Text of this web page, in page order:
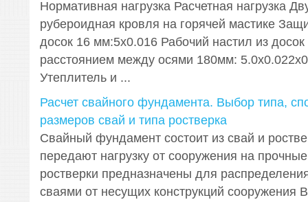
Нормативная нагрузка Расчетная нагрузка
рубероидная кровля на горячей мастике
досок 16 мм:5х0.016 Рабочий настил из
расстоянием между осями 180мм:
Утеплитель и ...
Расчет свайного фундамента. Выбор типа,
размеров свай и типа ростверка
Свайный фундамент состоит из свай и
передают нагрузку от сооружения на
ростверки предназначены для
сваями от несущих конструкций сооружения